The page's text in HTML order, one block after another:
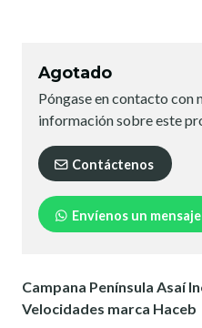
Agotado
Póngase en contacto con
información sobre este
Contáctenos
Envíenos un mensaje
Campana Península Asaí
Velocidades marca Haceb